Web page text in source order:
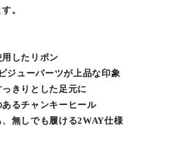
。
用したリボン
ジューパーツが上品な印象
きりとした足元に
あるチャンキーヒール
無しでも履ける2WAY仕様